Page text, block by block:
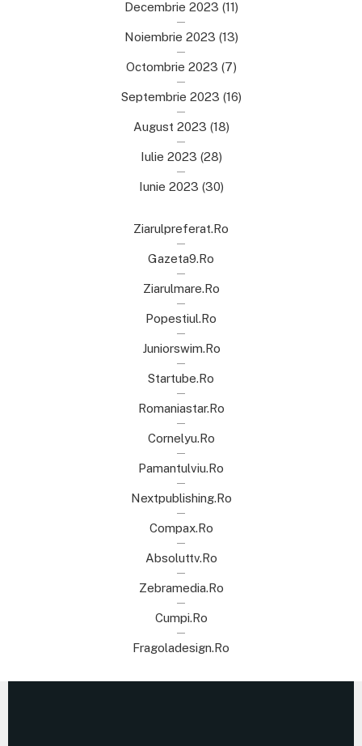
Decembrie 2023 (11)
Noiembrie 2023 (13)
Octombrie 2023 (7)
Septembrie 2023 (16)
August 2023 (18)
Iulie 2023 (28)
Iunie 2023 (30)
Ziarulpreferat.ro
Gazeta9.ro
Ziarulmare.ro
Popestiul.ro
Juniorswim.ro
Startube.ro
Romaniastar.ro
Cornelyu.ro
Pamantulviu.ro
Nextpublishing.ro
Compax.ro
Absoluttv.ro
Zebramedia.ro
Cumpi.ro
Fragoladesign.ro